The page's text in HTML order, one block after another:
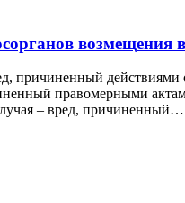
возмещения
действиями
правомерными
– вред, причиненный…